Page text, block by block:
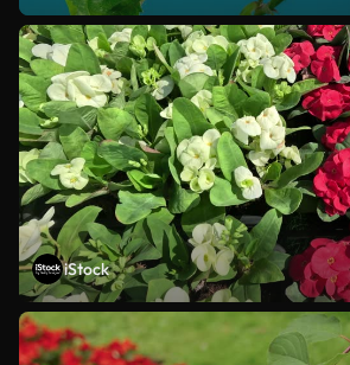
iStock